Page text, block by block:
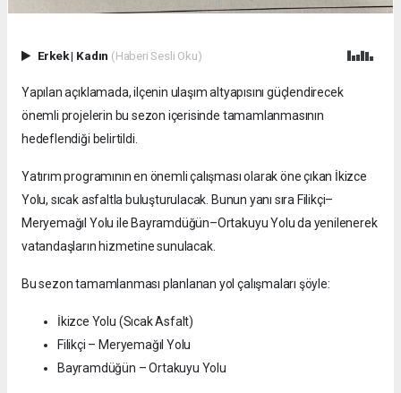
Erkek| Kadın (Haberi Sesli Oku)
Yapılan açıklamada, ilçenin ulaşım altyapısını güçlendirecek
önemli projelerin bu sezon içerisinde tamamlanmasının
hedeflendiği belirtildi.
Yatırım programının en önemli çalışması olarak öne çıkan İkizce
Yolu, sıcak asfaltla buluşturulacak. Bunun yanı sıra Filikçi–
Meryemağıl Yolu ile Bayramdüğün–Ortakuyu Yolu da yenilenerek
vatandaşların hizmetine sunulacak.
Bu sezon tamamlanması planlanan yol çalışmaları şöyle:
İkizce Yolu (Sıcak Asfalt)
Filikçi – Meryemağıl Yolu
Bayramdüğün – Ortakuyu Yolu